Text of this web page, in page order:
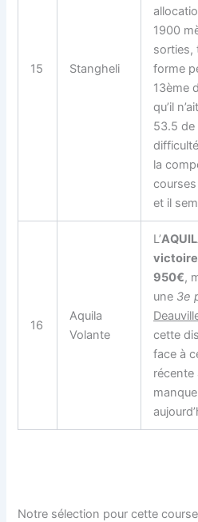
15 Stangheli
1900
sorties,
forme
13ème
qu’il
53.5
la
et il
16
Aquila
Volante
L’
950€,
une 3e
cette
face à
récente
Notre sélection pour cette course